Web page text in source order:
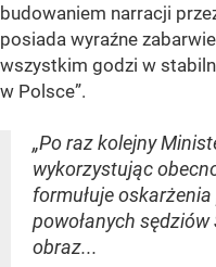
budowaniem narracji
posiada wyraźne
wszystkim godzi w
w Polsce”.
„Po raz kolejny
wykorzystując
formułuje
powołanych
obraz...